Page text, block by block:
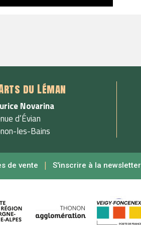
du Léman
Novarina
d’Évian
les-Bains
de vente | S'inscrire à la newsletter